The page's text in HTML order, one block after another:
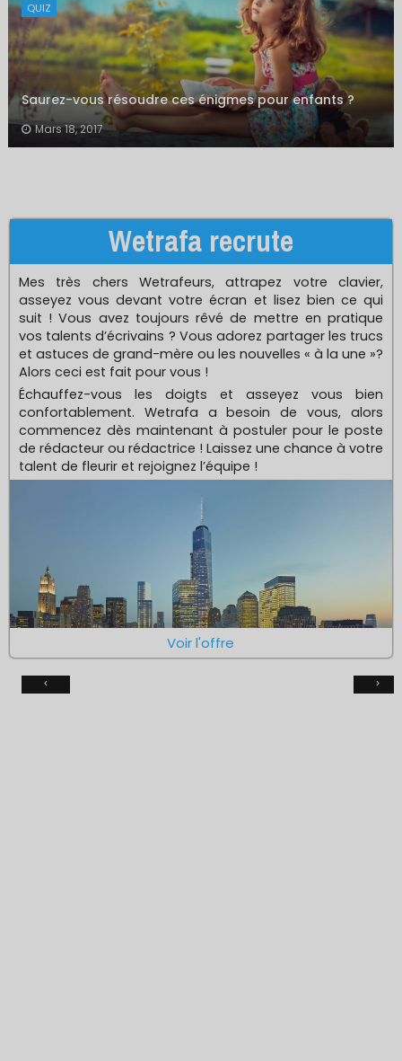
QUIZ
Saurez-vous résoudre ces énigmes pour enfants ?
Mars 18, 2017
Wetrafa recrute
Mes très chers Wetrafeurs, attrapez votre clavier,
asseyez vous devant votre écran et lisez bien ce qui
suit ! Vous avez toujours rêvé de mettre en pratique
vos talents d’écrivains ? Vous adorez partager les trucs
et astuces de grand-mère ou les nouvelles « à la une »?
Alors ceci est fait pour vous !
Échauffez-vous les doigts et asseyez vous bien
confortablement. Wetrafa a besoin de vous, alors
commencez dès maintenant à postuler pour le poste
de rédacteur ou rédactrice ! Laissez une chance à votre
talent de fleurir et rejoignez l’équipe !
Voir l'offre
‹ ›